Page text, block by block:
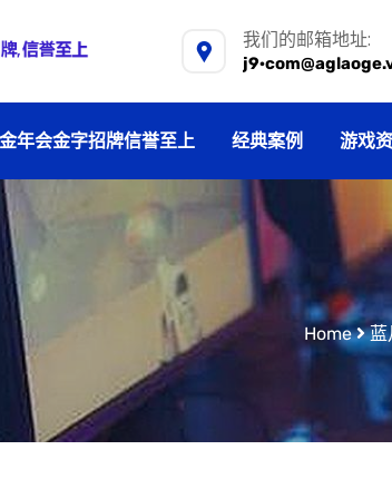
我们的邮箱地址:
年会金字招牌信誉至上 经典案例 游戏
Home 蓝